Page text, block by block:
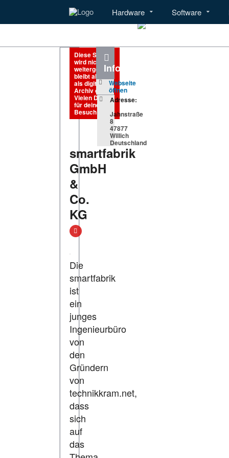
Hardware Software
Menü Hardware
Diese Seite
wird nicht
weitergeführt,
bleibt aber
als digitales
Archiv online.
Vielen Dank
für deinen
Besuch!
smartfabrik
GmbH
&
Co.
KG
Die
smartfabrik
ist
ein
junges
Ingenieurbüro
von
den
Gründern
von
technikkram.net,
dass
sich
auf
das
Informationen
Webseite
öffnen
Adresse:
Jahnstraße
8
47877
Willich
Deutschland